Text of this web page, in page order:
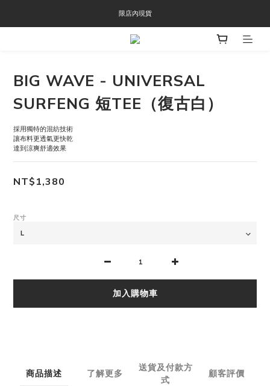
OOFOS週年慶限時8折優惠
限店內現貨
OOFOS週年慶限時8折優惠
BIG WAVE - UNIVERSAL
SURFENG 短TEE（復古白）
採用獨特的混紡技術
讓布料更透氣更快乾
達到涼爽舒適效果
NT$1,380
尺寸
加入購物車
商品描述 了解更多
送貨及付款方
式
顧客評價